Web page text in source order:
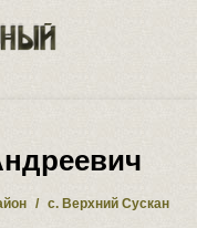
/ с. Верхний Сускан